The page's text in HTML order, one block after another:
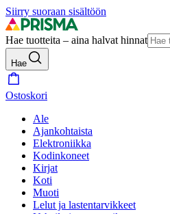
Siirry suoraan sisältöön
Hae tuotteita – aina halvat hinnat
Hae
Ostoskori
Ale
Ajankohtaista
Elektroniikka
Kodinkoneet
Kirjat
Koti
Muoti
Lelut ja lastentarvikkeet